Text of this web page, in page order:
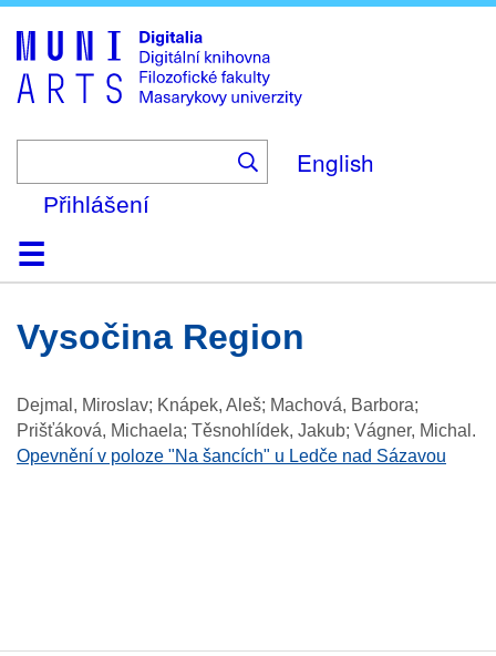
to
main
content
English
Přihlášení
DomůKolekce
Prohlížení
Vyhledávání
O platformě
Nápověda
KontaktDigitalia
Vysočina Region
Dejmal, Miroslav; Knápek, Aleš; Machová, Barbora;
Prišťáková, Michaela; Těsnohlídek, Jakub; Vágner, Michal .
Opevnění v poloze "Na šancích" u Ledče nad Sázavou